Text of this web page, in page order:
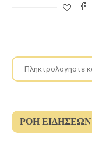
ΡΟΉ ΕΙΔΉΣΕΩΝ